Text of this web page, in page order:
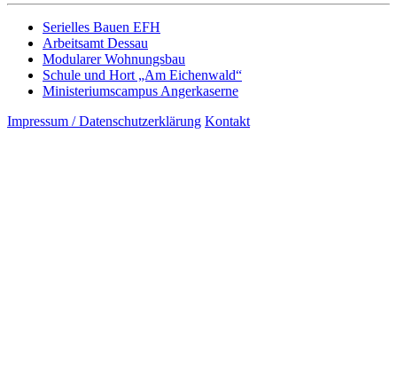
Serielles Bauen EFH
Arbeitsamt Dessau
Modularer Wohnungsbau
Schule und Hort „Am Eichenwald“
Ministeriumscampus Angerkaserne
Impressum / Datenschutzerklärung Kontakt